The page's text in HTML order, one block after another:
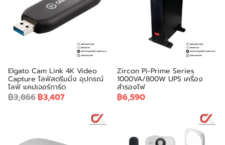
Elgato Cam Link 4K Video
Capture ไลฟ์สตรีมมิ่ง อุปกรณ์
ไลฟ์ แคปเจอร์การ์ด
฿3,866฿3,407
Zircon Pi-Prime Series
1000VA/800W UPS เครื่อง
สำรองไฟ
฿6,590